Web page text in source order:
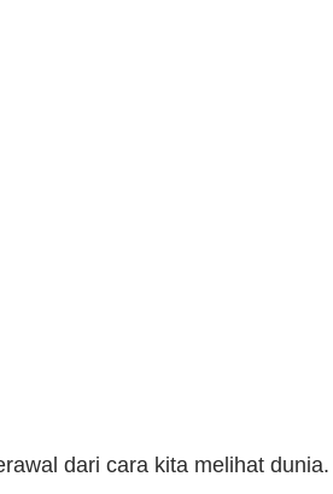
dari cara kita melihat dunia.